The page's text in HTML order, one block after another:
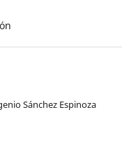
Sánchez Espinoza